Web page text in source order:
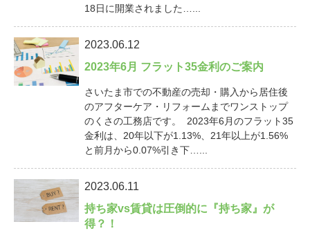
18日に開業されました…...
2023.06.12
2023年6月 フラット35金利のご案内
さいたま市での不動産の売却・購入から居住後
のアフターケア・リフォームまでワンストップ
のくさの工務店です。 2023年6月のフラット35
金利は、20年以下が1.13%、21年以上が1.56%
と前月から0.07%引き下…...
2023.06.11
持ち家vs賃貸は圧倒的に『持ち家』が
得？！